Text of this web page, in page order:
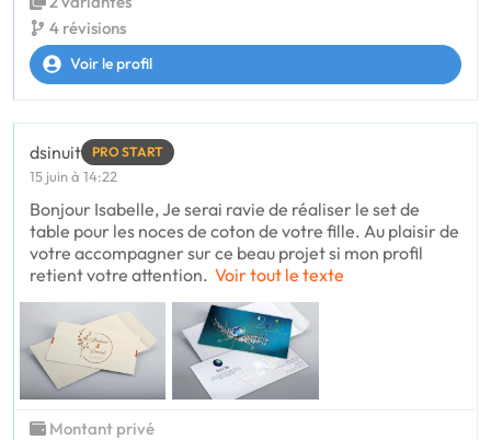
4 révisions
Voir le profil
dsinuit PRO START
15 juin à 14:22
Bonjour Isabelle, Je serai ravie de réaliser le set de
table pour les noces de coton de votre fille. Au plaisir de
votre accompagner sur ce beau projet si mon profil
retient votre attention. Voir tout le texte
Montant privé